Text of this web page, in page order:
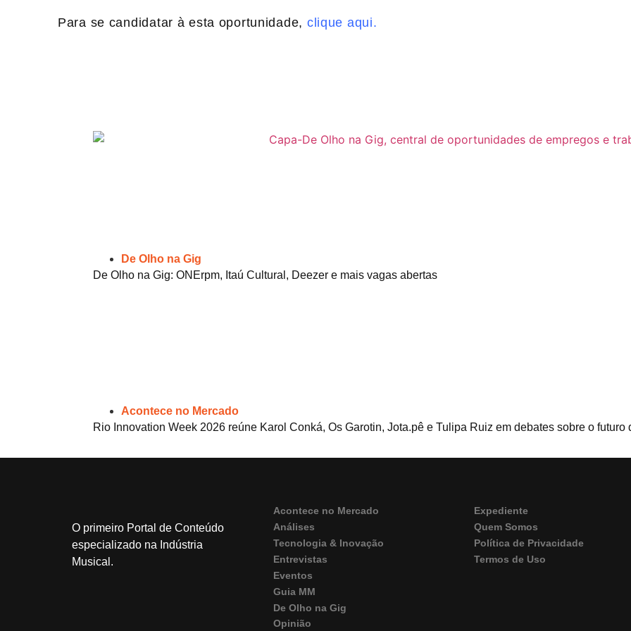
Para se candidatar à esta oportunidade, clique aqui.
De Olho na Gig
De Olho na Gig: ONErpm, Itaú Cultural, Deezer e mais vagas abertas
Acontece no Mercado
Rio Innovation Week 2026 reúne Karol Conká, Os Garotin, Jota.pê e Tulipa Ruiz em debates sobre o futuro
O primeiro Portal de Conteúdo
especializado na Indústria
Musical.
Acontece no Mercado
Análises
Tecnologia & Inovação
Entrevistas
Eventos
Guia MM
De Olho na Gig
Opinião
Expediente
Quem Somos
Política de Privacidade
Termos de Uso